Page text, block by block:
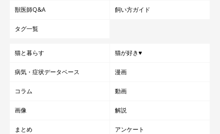
獣医師Q&A 飼い方ガイド
タグ一覧
猫と暮らす 猫が好き♥
病気・症状データベース 漫画
コラム 動画
画像 解説
まとめ アンケート